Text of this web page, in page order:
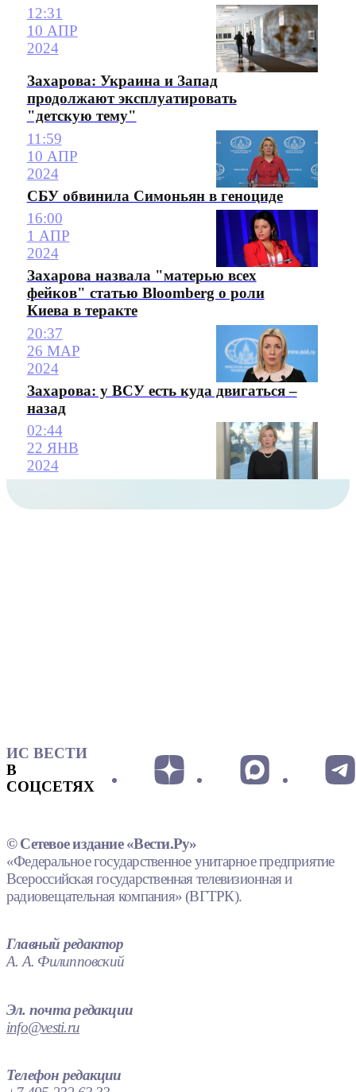
12:31
10 АПР
2024
Захарова: Украина и Запад
продолжают эксплуатировать
"детскую тему"
11:59
10 АПР
2024
СБУ обвинила Симоньян в геноциде
16:00
1 АПР
2024
Захарова назвала "матерью всех
фейков" статью Bloomberg о роли
Киева в теракте
20:37
26 МАР
2024
Захарова: у ВСУ есть куда двигаться –
назад
02:44
22 ЯНВ
2024
ИС ВЕСТИ
В
СОЦСЕТЯХ
© Сетевое издание «Вести.Ру»
«Федеральное государственное унитарное предприятие
Всероссийская государственная телевизионная и
радиовещательная компания» (ВГТРК).
Главный редактор
А. А. Филипповский
Эл. почта редакции
info@vesti.ru
Телефон редакции